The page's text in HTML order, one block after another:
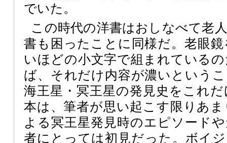
でいた。
この時代の洋書はおしなべて老
書も困ったことに同様だ。老眼
いほどの小文字で組まれている
ば、それだけ内容が濃いという
海王星・冥王星の発見史をこれ
本は、筆者が思い起こす限りあ
よる冥王星発見時のエピソード
者にとっては初見だった。ボイ